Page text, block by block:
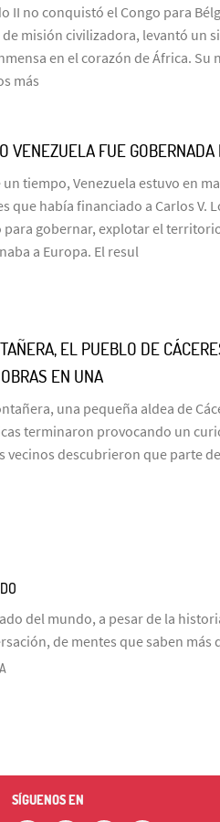
II no conquistó el Congo para
misión civilizadora, levantó un
en el corazón de África. Su
más
VENEZUELA FUE
tiempo, Venezuela estuvo en
que había financiado a Carlos V.
para gobernar, explotar el
a Europa. El resul
EL PUEBLO DE
EN UNA
una pequeña aldea de
terminaron provocando un
vecinos descubrieron que parte
del mundo, a pesar de la
de mentes que saben más
SÍGUENOS EN